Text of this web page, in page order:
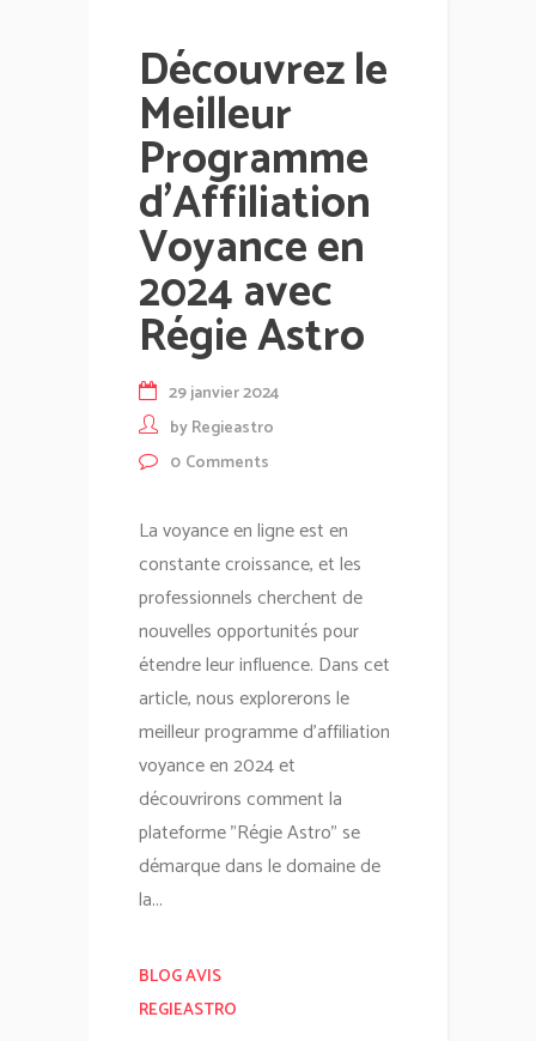
Découvrez le
Meilleur
Programme
d’Affiliation
Voyance en
2024 avec
Régie Astro
29 janvier 2024
byRegieastro
0 Comments
La voyance en ligne est en
constante croissance, et les
professionnels cherchent de
nouvelles opportunités pour
étendre leur influence. Dans cet
article, nous explorerons le
meilleur programme d'affiliation
voyance en 2024 et
découvrirons comment la
plateforme "Régie Astro" se
démarque dans le domaine de
la...
BLOG AVIS
REGIEASTRO